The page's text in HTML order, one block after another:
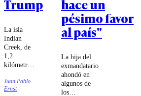
Trump
La isla
Indian
Creek, de
1,2
kilómetros
cuenta con
apenas 41
Juan Pablo
Ernst
hace un
pésimo favor
al país"
La hija del
exmandatario
ahondó en
algunos de
los